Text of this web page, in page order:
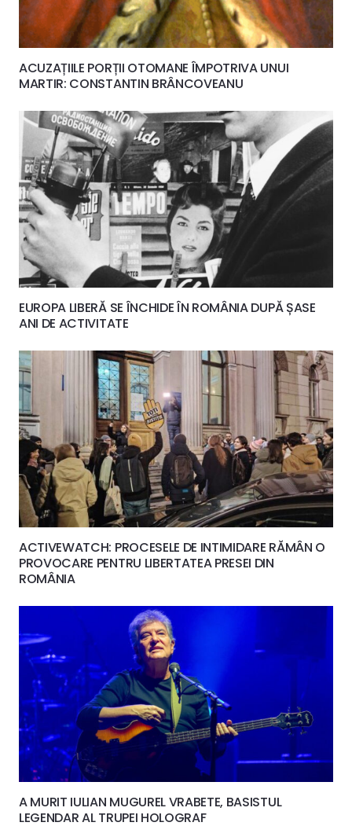
ACUZAȚIILE PORȚII OTOMANE ÎMPOTRIVA UNUI
MARTIR: CONSTANTIN BRÂNCOVEANU
EUROPA LIBERĂ SE ÎNCHIDE ÎN ROMÂNIA DUPĂ ȘASE
ANI DE ACTIVITATE
ACTIVEWATCH: PROCESELE DE INTIMIDARE RĂMÂN O
PROVOCARE PENTRU LIBERTATEA PRESEI DIN
ROMÂNIA
A MURIT IULIAN MUGUREL VRABETE, BASISTUL
LEGENDAR AL TRUPEI HOLOGRAF